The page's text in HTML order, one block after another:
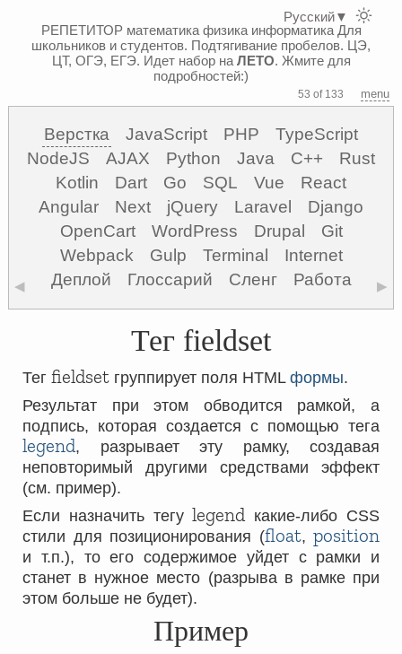
РЕПЕТИТОР математика физика информатикаДля
школьников и студентов. Подтягивание пробелов. ЦЭ,
ЦТ, ОГЭ, ЕГЭ. Идет набор на ЛЕТО. Жмите для
подробностей:)
53 of 133 menu
Верстка JavaScript PHP
TypeScript
NodeJS
AJAX Python Java C++
Rust
Kotlin
Dart Go SQL Vue
React
Angular
Next jQuery Laravel
Django
OpenCart
WordPress Drupal
Git
Webpack
Gulp Terminal
Internet
Деплой
Глоссарий Сленг Работа
◀ ▶
Тег fieldset
Тег fieldset группирует поля HTML формы.
Результат при этом обводится рамкой, а
подпись, которая создается с помощью тега
legend, разрывает эту рамку, создавая
неповторимый другими средствами эффект
(см. пример).
Если назначить тегуlegendкакие-либо CSS
стили для позиционирования (float, position
и т.п.), то его содержимое уйдет с рамки и
станет в нужное место (разрыва в рамке при
этом больше не будет).
Пример
Русский▼